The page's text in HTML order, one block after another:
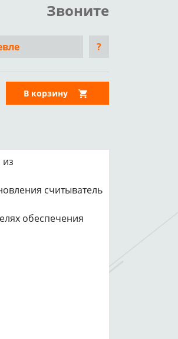
Звоните
?
В корзину
считыватель
обеспечения